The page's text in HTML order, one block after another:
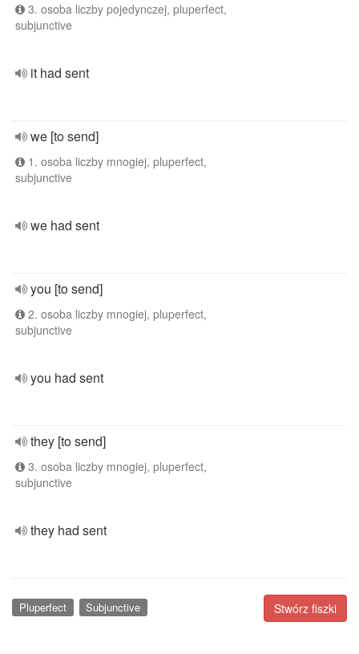
3. osoba liczby pojedynczej, pluperfect,
subjunctive
it had sent
we [to send]
1. osoba liczby mnogiej, pluperfect,
subjunctive
we had sent
you [to send]
2. osoba liczby mnogiej, pluperfect,
subjunctive
you had sent
they [to send]
3. osoba liczby mnogiej, pluperfect,
subjunctive
they had sent
Stwórz fiszki
Pluperfect Subjunctive